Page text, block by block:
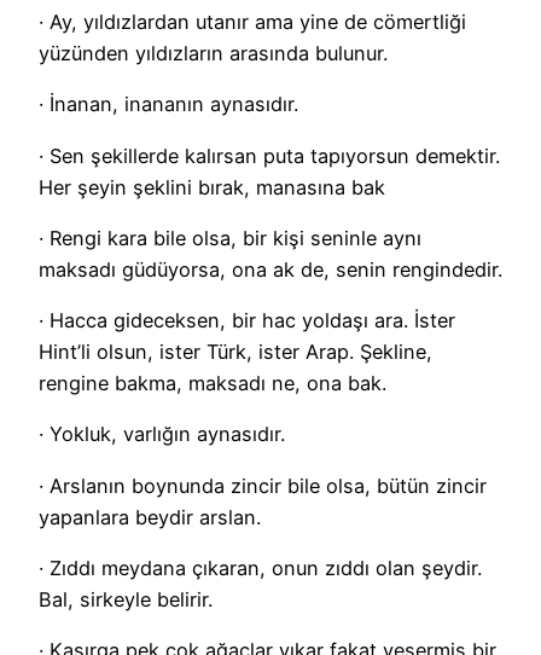
· Ay, yıldızlardan utanır ama yine de cömertliği
yüzünden yıldızların arasında bulunur.
· İnanan, inananın aynasıdır.
· Sen şekillerde kalırsan puta tapıyorsun demektir.
Her şeyin şeklini bırak, manasına bak
· Rengi kara bile olsa, bir kişi seninle aynı
maksadı güdüyorsa, ona ak de, senin rengindedir.
· Hacca gideceksen, bir hac yoldaşı ara. İster
Hint’li olsun, ister Türk, ister Arap. Şekline,
rengine bakma, maksadı ne, ona bak.
· Yokluk, varlığın aynasıdır.
· Arslanın boynunda zincir bile olsa, bütün zincir
yapanlara beydir arslan.
· Zıddı meydana çıkaran, onun zıddı olan şeydir.
Bal, sirkeyle belirir.